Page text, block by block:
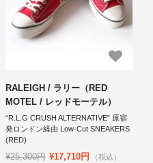
RALEIGH / ラリー（RED
MOTEL / レッドモーテル）
“R.L.G CRUSH ALTERNATIVE” 原宿
発ロンドン経由 Low-Cut SNEAKERS
(RED)
¥25,300円 ¥17,710円 （税込）